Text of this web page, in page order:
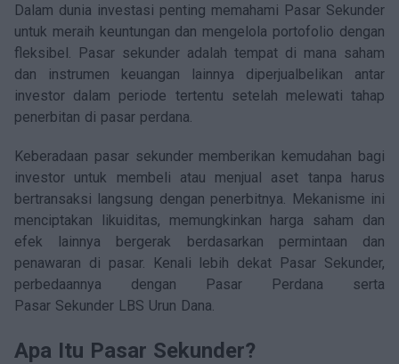
Keterbukaan Informasi
Panduan Pengguna
FAQ
Kontak
Kalkulator Investasi
Karir
Dalam dunia investasi penting memahami Pasar Sekunder
untuk meraih keuntungan dan mengelola portofolio dengan
fleksibel. Pasar sekunder adalah tempat di mana saham
dan instrumen keuangan lainnya diperjualbelikan antar
investor dalam periode tertentu setelah melewati tahap
penerbitan di pasar perdana.
Keberadaan pasar sekunder memberikan kemudahan bagi
investor untuk membeli atau menjual aset tanpa harus
bertransaksi langsung dengan penerbitnya. Mekanisme ini
menciptakan likuiditas, memungkinkan harga saham dan
efek lainnya bergerak berdasarkan permintaan dan
penawaran di pasar. Kenali lebih dekat Pasar Sekunder,
perbedaannya dengan Pasar Perdana serta
Pasar Sekunder LBS Urun Dana.
Apa Itu Pasar Sekunder?